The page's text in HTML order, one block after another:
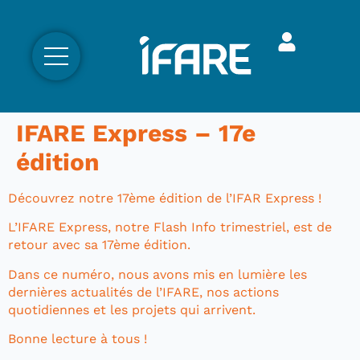
IFARE Express – 17e
édition
Découvrez notre 17ème édition de l’IFAR Express !
L’IFARE Express, notre Flash Info trimestriel, est de
retour avec sa 17ème édition.
Dans ce numéro, nous avons mis en lumière les
dernières actualités de l’IFARE, nos actions
quotidiennes et les projets qui arrivent.
Bonne lecture à tous !